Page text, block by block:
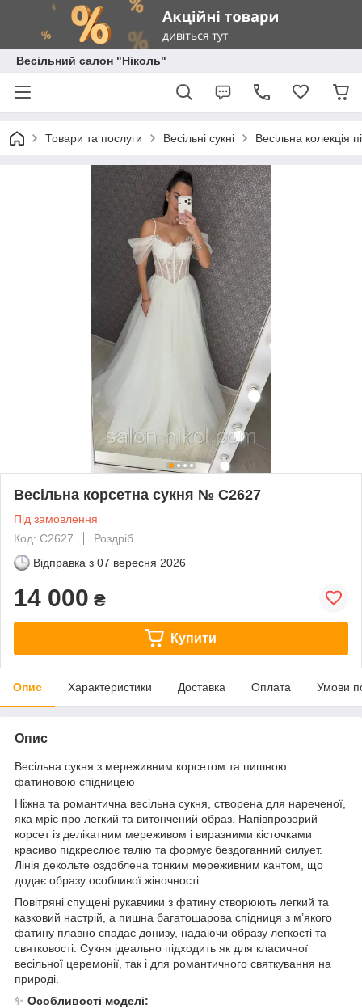
Весільний салон "Ніколь"
Товари та послуги Весільні сукні Весільна колекція
Весільна корсетна сукня № С2627
Під замовлення
Код: С2627
Роздріб
Відправка з 07 вересня 2026
14 000 ₴
Купити
Опис Характеристики Доставка Оплата Умови
Опис
Весільна сукня з мереживним корсетом та пишною
фатиновою спідницею
Ніжна та романтична весільна сукня, створена для нареченої,
яка мріє про легкий та витончений образ. Напівпрозорий
корсет із делікатним мереживом і виразними кісточками
красиво підкреслює талію та формує бездоганний силует.
Лінія декольте оздоблена тонким мереживним кантом, що
додає образу особливої жіночності.
Повітряні спущені рукавчики з фатину створюють легкий та
казковий настрій, а пишна багатошарова спідниця з м’якого
фатину плавно спадає донизу, надаючи образу легкості та
святковості. Сукня ідеально підходить як для класичної
весільної церемонії, так і для романтичного святкування на
природі.
✨ Особливості моделі: